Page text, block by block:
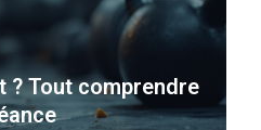
? Tout comprendre